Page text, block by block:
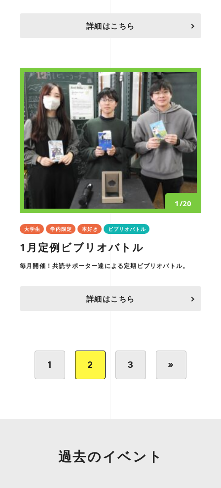
詳細はこちら
1/20
大学生 学内限定 本好き ビブリオバトル
1月定例ビブリオバトル
毎月開催！共読サポーター達による定期ビブリオバトル。
詳細はこちら
1 2 3 »
過去のイベント